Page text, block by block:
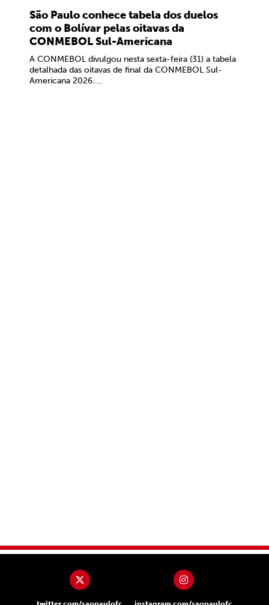
São Paulo conhece tabela dos duelos
com o Bolívar pelas oitavas da
CONMEBOL Sul-Americana
A CONMEBOL divulgou nesta sexta-feira (31) a tabela
detalhada das oitavas de final da CONMEBOL Sul-
Americana 2026....